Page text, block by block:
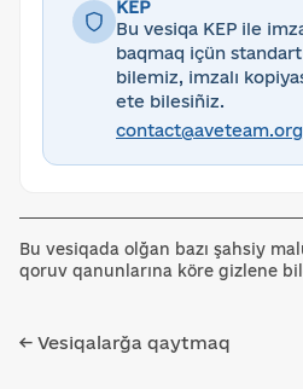
KEP
Bu vesiqa KEP ile
baqmaq içün standart
bilemiz, imzalı
ete bilesiñiz.
contact@aveteam.org
Bu vesiqada olğan bazı şahsiy
qoruv qanunlarına köre gizlene
← Vesiqalarğa qaytmaq